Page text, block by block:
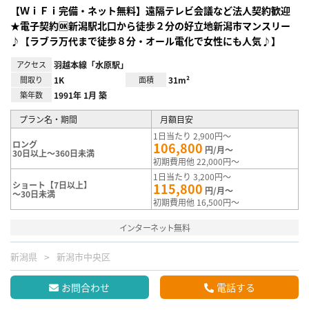
【ＷｉＦｉ完備・ネット無料】遠隔テレビ会議など法人契約歓迎
★電子契約🆗新潟駅北口から徒歩２分の好立地新潟市マンスリー
♪【ラブラ万代まで徒歩８分・オール電化で女性にも人気♪】
アクセス 羽越本線「水原駅」
間取り 1K 面積 31m²
築年数 1991年 1月 築
プラン名・期間 月額目安
ロング
30日以上～360日未満
1日当たり 2,900円～
106,800 円/月～
初期費用他 22,000円～
ショート【7日以上】
～30日未満
1日当たり 3,200円～
115,800 円/月～
初期費用他 16,500円～
インターネット無料
新潟県 新潟市中央区
お問合わせ 電話する